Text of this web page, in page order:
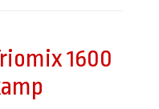
1600